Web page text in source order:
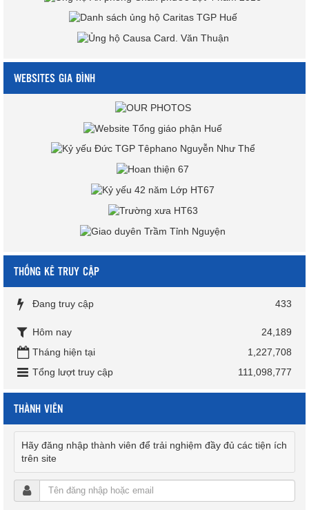
WEBSITES GIA ĐÌNH
THỐNG KÊ TRUY CẬP
Đang truy cập 433
Hôm nay
24,189
Tháng hiện tại
1,227,708
Tổng lượt truy cập
111,098,777
THÀNH VIÊN
Hãy đăng nhập thành viên để trải nghiệm đầy đủ các tiện ích
trên site